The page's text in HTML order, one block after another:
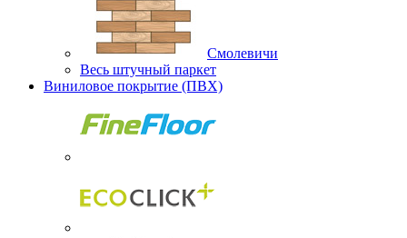
Смолевичи
Весь штучный паркет
Виниловое покрытие (ПВХ)